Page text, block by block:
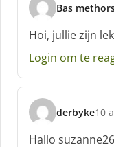
Bas
s
c
h
r
e
f
:
Hoi, jullie zijn
Login om te
derbyke
s
c
10
Hallo